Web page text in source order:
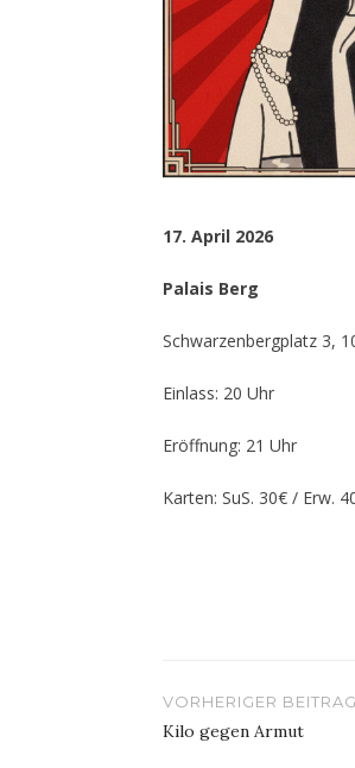
17. April 2026
Palais Berg
Schwarzenbergplatz 3,
Einlass: 20 Uhr
Eröffnung: 21 Uhr
Karten: SuS. 30€ / Erw.
VORHERIGER BEITRAG
Kilo gegen Armut